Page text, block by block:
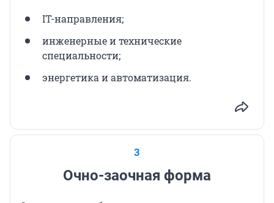
IT-направления;
инженерные и технические
специальности;
энергетика и автоматизация.
3
Очно-заочная форма